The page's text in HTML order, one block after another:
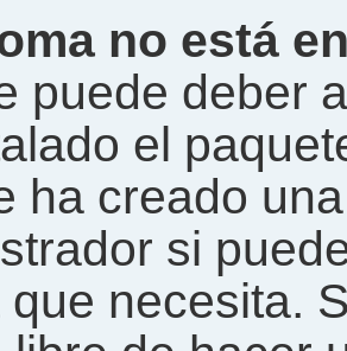
no está
puede deber
el
ha creado
si
que necesita.